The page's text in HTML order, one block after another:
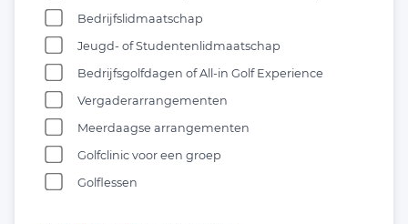
Bedrijfslidmaatschap
Jeugd- of Studentenlidmaatschap
Bedrijfsgolfdagen of All-in Golf Experience
Vergaderarrangementen
Meerdaagse arrangementen
Golfclinic voor een groep
Golflessen